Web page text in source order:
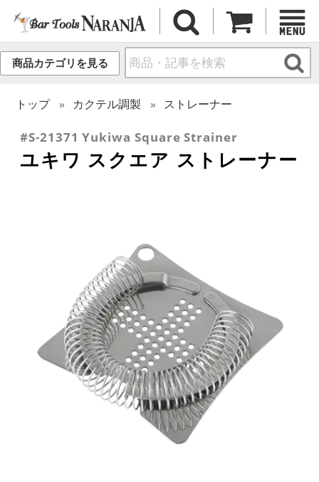
商品カテゴリを見る
トップ カクテル調製 ストレーナー
#S-21371 Yukiwa Square Strainer
ユキワ スクエア ストレーナー